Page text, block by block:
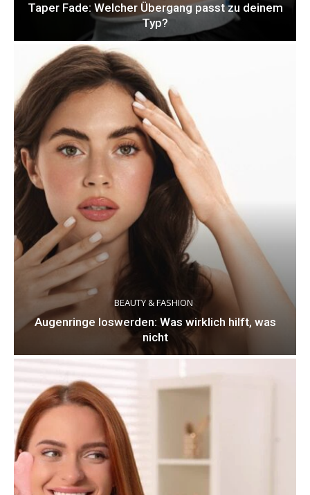
Taper Fade: Welcher Übergang passt zu deinem
Typ?
BEAUTY & FASHION
Augenringe loswerden: Was wirklich hilft, was
nicht